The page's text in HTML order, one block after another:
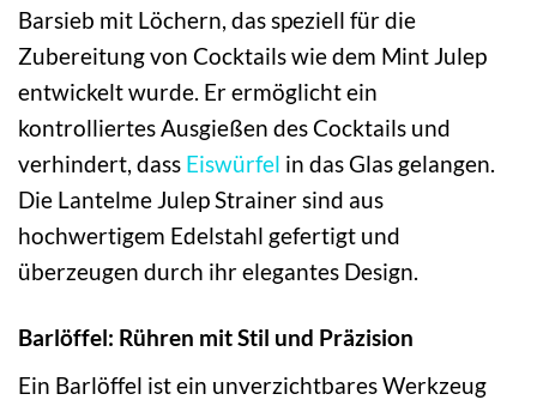
Barsieb mit Löchern, das speziell für die
Zubereitung von Cocktails wie dem Mint Julep
entwickelt wurde. Er ermöglicht ein
kontrolliertes Ausgießen des Cocktails und
verhindert, dass Eiswürfel in das Glas gelangen.
Die Lantelme Julep Strainer sind aus
hochwertigem Edelstahl gefertigt und
überzeugen durch ihr elegantes Design.
Barlöffel: Rühren mit Stil und Präzision
Ein Barlöffel ist ein unverzichtbares Werkzeug